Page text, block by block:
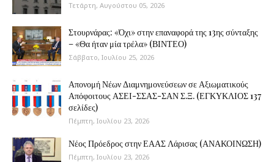
Τετάρτη, Αυγούστου 05, 2026
Στουρνάρας: «Όχι» στην επαναφορά της 13ης σύνταξης
– «Θα ήταν μία τρέλα» (ΒΙΝΤΕΟ)
Σάββατο, Ιουλίου 25, 2026
Απονομή Νέων Διαμνημονεύσεων σε Αξιωματικούς
Απόφοιτους ΑΣΕΙ-ΣΣΑΣ-ΣΑΝ Σ.Ξ. (ΕΓΚΥΚΛΙΟΣ 137
σελίδες)
Πέμπτη, Ιουλίου 23, 2026
Νέος Πρόεδρος στην ΕΑΑΣ Λάρισας (ΑΝΑΚΟΙΝΩΣΗ)
Πέμπτη, Ιουλίου 23, 2026